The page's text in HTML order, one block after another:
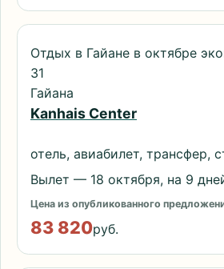
Отдых в Гайане в октябре
31
Гайана
Kanhais Center
отель, авиабилет, трансфер,
Вылет — 18 октября, на 9
Цена из опубликованного
83 820руб.